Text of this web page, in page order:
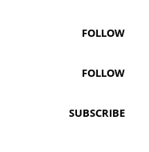
FOLLOW
FOLLOW
SUBSCRIBE